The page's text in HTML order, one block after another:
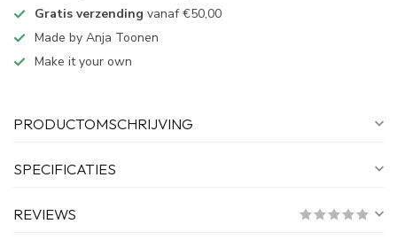
Gratis verzending vanaf €50,00
Made by Anja Toonen
Make it your own
PRODUCTOMSCHRIJVING
SPECIFICATIES
REVIEWS